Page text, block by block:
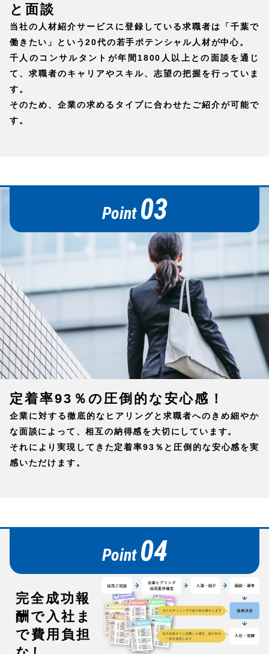
と面談
当社の人材紹介サービスに登録している求職者は「千葉で
働きたい」という20代の若手ポテンシャル人材が中心。
千人のコンサルタントが年間1800人以上との面談を通じ
て、求職者のキャリアやスキル、志望の把握を行っていま
す。
そのため、企業の求めるタイプに合わせたご紹介が可能で
す。
Point 03
定着率93％の 圧倒的な安心感！
企業に対する徹底的なヒアリングと求職者へのきめ細やか
な面談によって、相互の納得感を大切にしています。
それにより実現してきた定着率93％と圧倒的な安心感を実
感いただけます。
Point 04
完全成功報
酬で入社ま
で費用負担